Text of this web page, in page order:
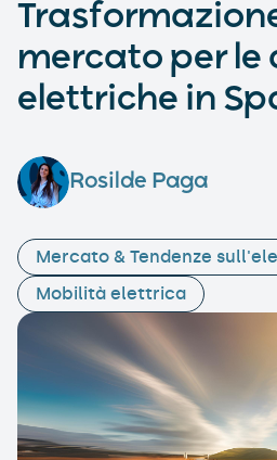
mercato per le
elettriche in
Rosilde Paga
Mercato & Tendenze
Mobilità elettrica